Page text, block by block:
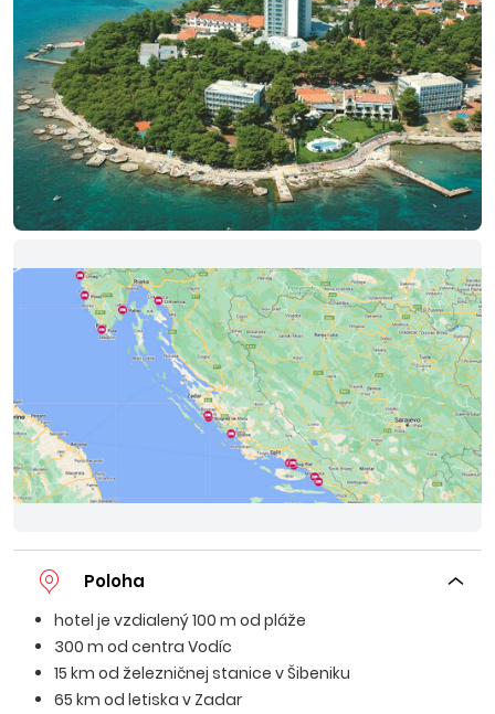
Poloha
hotel je vzdialený 100 m od pláže
300 m od centra Vodíc
15 km od železničnej stanice v Šibeniku
65 km od letiska v Zadar